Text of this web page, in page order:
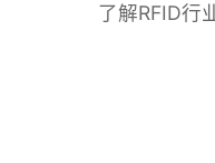
了解RFID行